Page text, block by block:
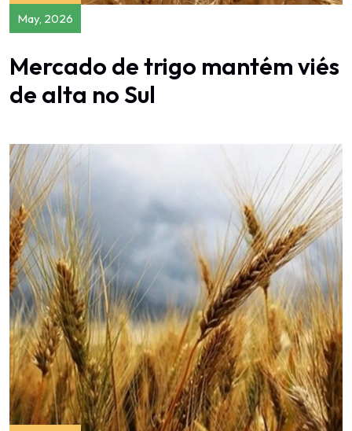
May, 2026
Mercado de trigo mantém viés
de alta no Sul